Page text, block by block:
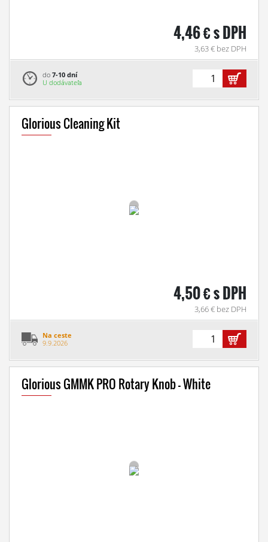
4,46 € s DPH
3,63 € bez DPH
do 7-10 dní
U dodávateľa
Glorious Cleaning Kit
4,50 € s DPH
3,66 € bez DPH
Na ceste
9.9.2026
Glorious GMMK PRO Rotary Knob - White